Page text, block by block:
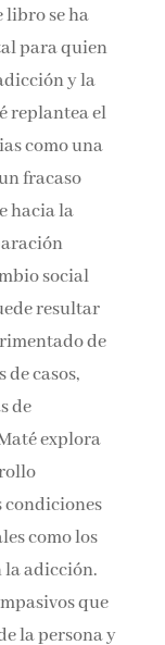
se ha
para
la
de
camino
y
lograr un
la adicción
la han
de
sus
la historia
química
otros
no
Aboga por
se